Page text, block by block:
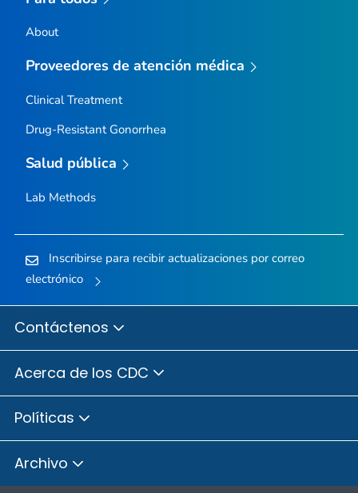
About
Proveedores de atención médica
Clinical Treatment
Drug-Resistant Gonorrhea
Salud pública
Lab Methods
Inscribirse para recibir actualizaciones por correo
electrónico
Contáctenos
Acerca de los CDC
Políticas
Archivo